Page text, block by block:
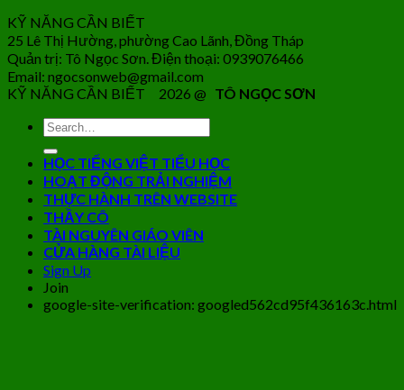
KỸ NĂNG CẦN BIẾT
25 Lê Thị Hường, phường Cao Lãnh, Đồng Tháp
Quản trị: Tô Ngọc Sơn. Điện thoại: 0939076466
Email: ngocsonweb@gmail.com
KỸ NĂNG CẦN BIẾT 2026 @ TÔ NGỌC SƠN
HỌC TIẾNG VIỆT TIỂU HỌC
HOẠT ĐỘNG TRẢI NGHIỆM
THỰC HÀNH TRÊN WEBSITE
THẦY CÔ
TÀI NGUYÊN GIÁO VIÊN
CỬA HÀNG TÀI LIỆU
Sign Up
Join
google-site-verification: googled562cd95f436163c.html